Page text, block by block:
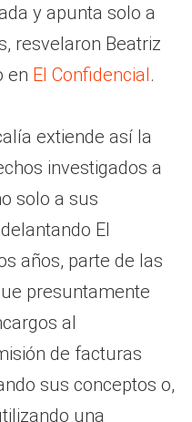
y apunta solo a
resvelaron Beatriz
en El Confidencial.
extiende así la
investigados a
solo a sus
El
años, parte de las
presuntamente
al
de facturas
sus conceptos o,
una